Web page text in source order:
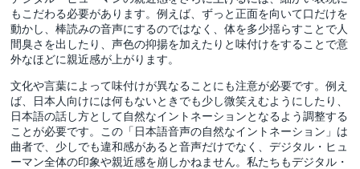
もこだわる必要があります。例えば、ずっと正面を向いて口だけを
動かし、棒読みの音声にするのではなく、体を多少揺らすことで人
間臭さを出したり、声色の抑揚を加えたりと味付けをすることで意
外なほどに親近感が上がります。
文化や言葉によって味付けが異なることにも注意が必要です。例え
ば、日本人向けには何もないときでも少し微笑えむようにしたり、
日本語の話し方として自然なイントネーションとなるよう調整する
ことが必要です。この「日本語音声の自然なイントネーション」は
曲者で、少しでも違和感があると音声だけでなく、デジタル・ヒュ
ーマン全体の印象や親近感を崩しかねません。私たちもデジタル・